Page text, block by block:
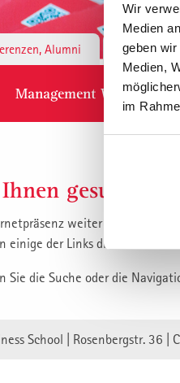
Wir
Medien
geben
Medien,
im
Alumni
Management
gesuchte
weiter zu
einige der Links die auf unsere
Sie die Suche oder die
School | Rosenbergstr. 36 |